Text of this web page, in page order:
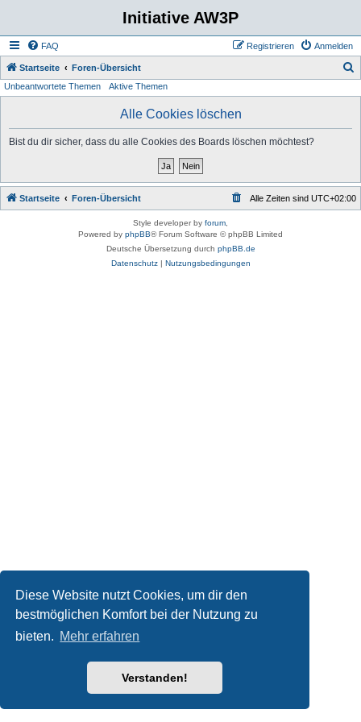
Diese Website nutzt Cookies, um dir den
bestmöglichen Komfort bei der Nutzung zu
bieten. Mehr erfahren
Verstanden!
Initiative AW3P
FAQ Anmelden
Registrieren
Startseite Foren-Übersicht
Unbeantwortete Themen Aktive Themen
Alle Cookies löschen
Bist du dir sicher, dass du alle Cookies des Boards löschen möchtest?
Startseite Foren-Übersicht Alle Zeiten sind UTC+02:00
Style developer by forum
Powered by phpBB® Forum Software © phpBB Limited
Deutsche Übersetzung durch phpBB.de
Datenschutz| Nutzungsbedingungen